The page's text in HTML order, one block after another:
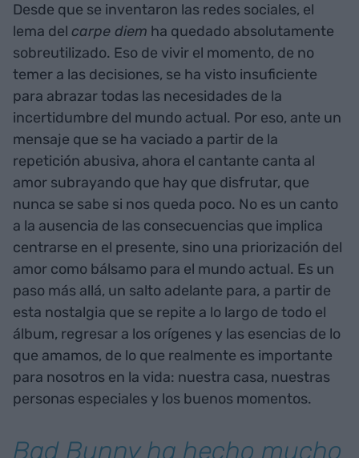
Desde que se inventaron las redes sociales, el
lema del carpe diem ha quedado absolutamente
sobreutilizado. Eso de vivir el momento, de no
temer a las decisiones, se ha visto insuficiente
para abrazar todas las necesidades de la
incertidumbre del mundo actual. Por eso, ante un
mensaje que se ha vaciado a partir de la
repetición abusiva, ahora el cantante canta al
amor subrayando que hay que disfrutar, que
nunca se sabe si nos queda poco. No es un canto
a la ausencia de las consecuencias que implica
centrarse en el presente, sino una priorización del
amor como bálsamo para el mundo actual. Es un
paso más allá, un salto adelante para, a partir de
esta nostalgia que se repite a lo largo de todo el
álbum, regresar a los orígenes y las esencias de lo
que amamos, de lo que realmente es importante
para nosotros en la vida: nuestra casa, nuestras
personas especiales y los buenos momentos.
Bad Bunny ha hecho mucho